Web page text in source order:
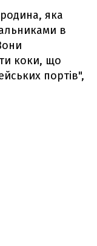
яка
в
коки, що
портів",